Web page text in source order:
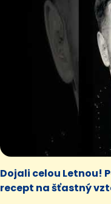
Dojali celou Letnou!
recept na šťastný